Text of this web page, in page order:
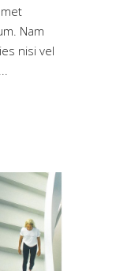
Nam
nisi vel